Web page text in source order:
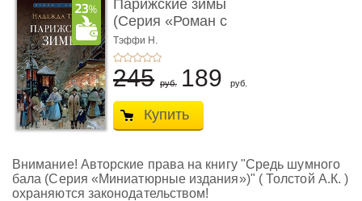
Парижские зимы
(Серия «Роман с
книгой»)
Тэффи Н.
245 руб. 189 руб.
Купить
Внимание! Авторские права на книгу "Средь шумного
бала (Серия «Миниатюрные издания»)" ( Толстой А.К. )
охраняются законодательством!